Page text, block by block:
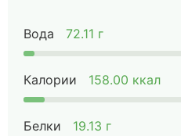
Вода 72.11 г
Калории 158.00 ккал
Белки 19.13 г